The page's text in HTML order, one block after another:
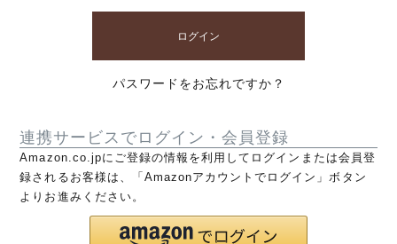
ログイン
パスワードをお忘れですか？
連携サービスでログイン・会員登録
Amazon.co.jpにご登録の情報を利用してログインまたは会員登
録されるお客様は、「Amazonアカウントでログイン」ボタン
よりお進みください。